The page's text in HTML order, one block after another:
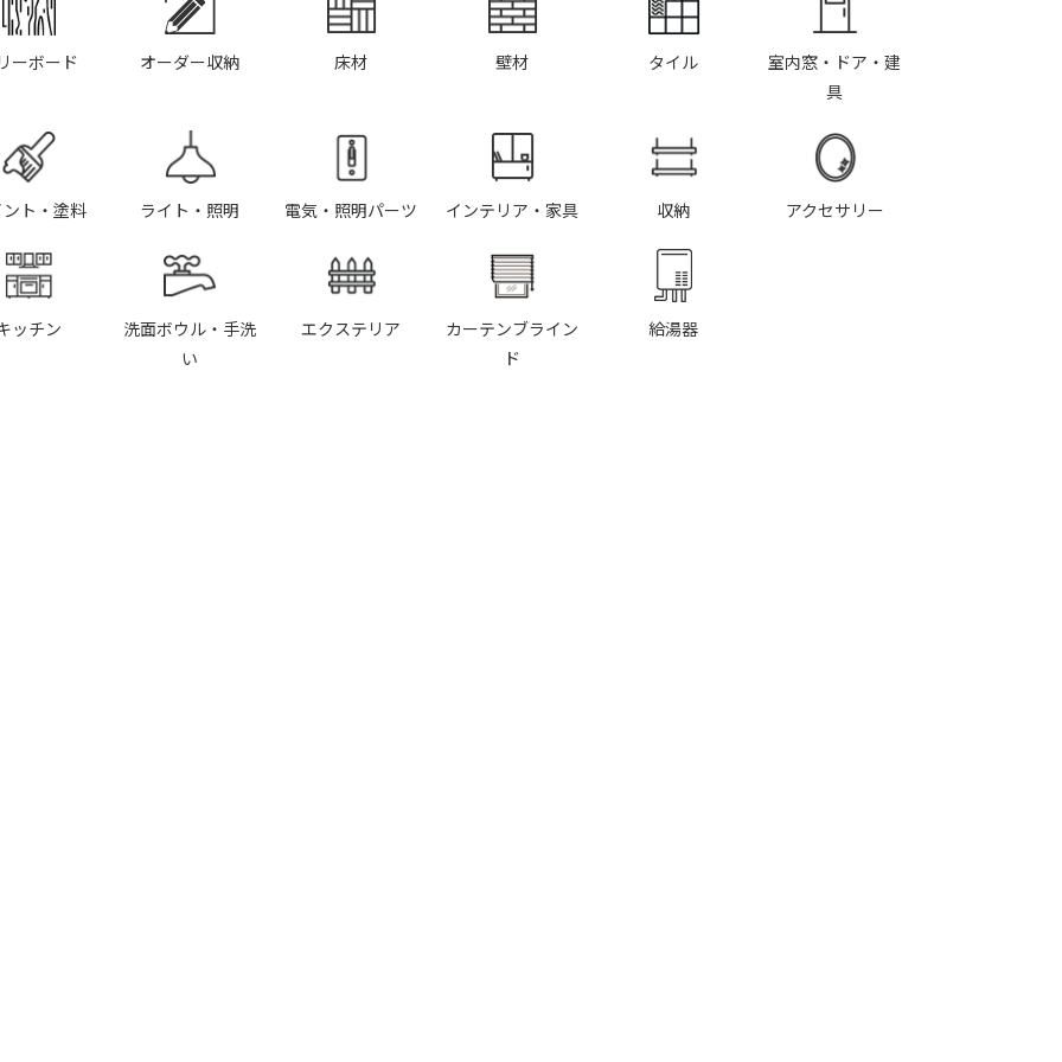
ーボード オーダー収納 床材 壁材 タイル
室内窓・ドア・建
具
ト・塗料 ライト・照明 電気・照明パーツ インテリア・家具 収納 アクセサリー
ッチン
洗面ボウル・手洗
い
エクステリア
カーテンブライン
ド
給湯器